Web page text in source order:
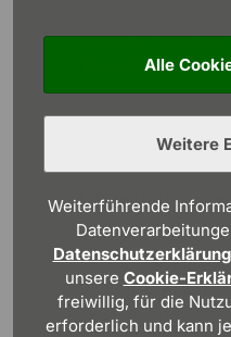
Alle
Weitere
Weiterführende
unsere Cookie-
freiwillig, für die
erforderlich und kann
büros an 18
Deutschland!
Veran­stal­tungen
Erleben Sie
tungen rund um
live vor Ort.